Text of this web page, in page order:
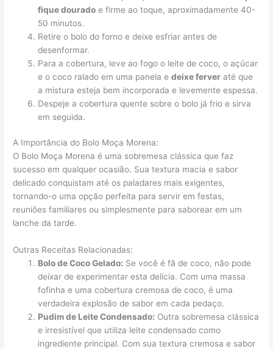
fique dourado e firme ao toque, aproximadamente 40-
50 minutos.
Retire o bolo do forno e deixe esfriar antes de
desenformar.
Para a cobertura, leve ao fogo o leite de coco, o açúcar
e o coco ralado em uma panela edeixe ferver até que
a mistura esteja bem incorporada e levemente espessa.
Despeje a cobertura quente sobre o bolo já frio e sirva
em seguida.
A Importância do Bolo Moça Morena:
O Bolo Moça Morena é uma sobremesa clássica que faz
sucesso em qualquer ocasião. Sua textura macia e sabor
delicado conquistam até os paladares mais exigentes,
tornando-o uma opção perfeita para servir em festas,
reuniões familiares ou simplesmente para saborear em um
lanche da tarde.
Outras Receitas Relacionadas:
Bolo de Coco Gelado: Se você é fã de coco, não pode
deixar de experimentar esta delícia. Com uma massa
fofinha e uma cobertura cremosa de coco, é uma
verdadeira explosão de sabor em cada pedaço.
Pudim de Leite Condensado: Outra sobremesa clássica
e irresistível que utiliza leite condensado como
ingrediente principal. Com sua textura cremosa e sabor